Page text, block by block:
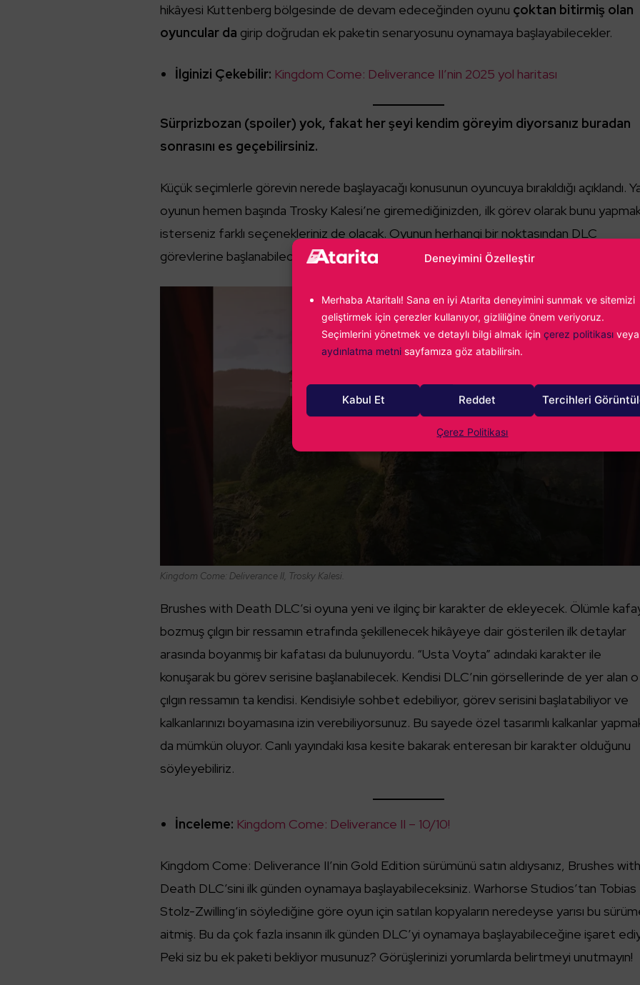
Deneyimini Özelleştir
Merhaba Ataritalı! Sana en iyi Atarita deneyimini sunmak ve sitemizi
geliştirmek için çerezler kullanıyor, gizliliğine önem veriyoruz.
Seçimlerini yönetmek ve detaylı bilgi almak için çerez politikası veya
aydınlatma metni sayfamıza göz atabilirsin.
Kabul Et Reddet Tercihleri
Çerez Politikası
hikâyesi Kuttenberg bölgesinde de devam edeceğinden oyunu çoktan bitirmiş olan
oyuncular da girip doğrudan ek paketin senaryosunu oynamaya başlayabilecekler.
İlginizi Çekebilir: Kingdom Come: Deliverance II’nin 2025 yol haritası
Sürprizbozan (spoiler) yok, fakat her şeyi kendim göreyim diyorsanız buradan
sonrasını es geçebilirsiniz.
Küçük seçimlerle görevin nerede başlayacağı konusunun oyuncuya bırakıldığı açıklandı.
oyunun hemen başında Trosky Kalesi’ne giremediğinizden, ilk görev olarak bunu
isterseniz farklı seçenekleriniz de olacak. Oyunun herhangi bir noktasından DLC
görevlerine başlanabileceği belirtiliyor.
Kingdom Come: Deliverance II, Trosky Kalesi.
Brushes with Death DLC’si oyuna yeni ve ilginç bir karakter de ekleyecek. Ölümle
bozmuş çılgın bir ressamın etrafında şekillenecek hikâyeye dair gösterilen ilk detaylar
arasında boyanmış bir kafatası da bulunuyordu. “Usta Voyta” adındaki karakter ile
konuşarak bu görev serisine başlanabilecek. Kendisi DLC’nin görsellerinde de yer alan o
çılgın ressamın ta kendisi. Kendisiyle sohbet edebiliyor, görev serisini başlatabiliyor ve
kalkanlarınızı boyamasına izin verebiliyorsunuz. Bu sayede özel tasarımlı kalkanlar
da mümkün oluyor. Canlı yayındaki kısa kesite bakarak enteresan bir karakter olduğunu
söyleyebiliriz.
İnceleme: Kingdom Come: Deliverance II – 10/10!
Kingdom Come: Deliverance II’nin Gold Edition sürümünü satın aldıysanız, Brushes with
Death DLC’sini ilk günden oynamaya başlayabileceksiniz. Warhorse Studios’tan Tobias
Stolz-Zwilling’in söylediğine göre oyun için satılan kopyaların neredeyse yarısı bu
aitmiş. Bu da çok fazla insanın ilk günden DLC’yi oynamaya başlayabileceğine işaret
Peki siz bu ek paketi bekliyor musunuz? Görüşlerinizi yorumlarda belirtmeyi unutmayın!